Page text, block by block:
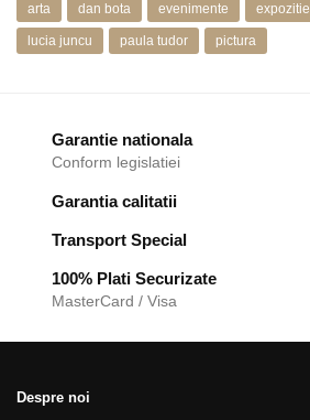
arta dan bota evenimente expozitie
lucia juncu paula tudor pictura
Garantie nationala
Conform legislatiei
Garantia calitatii
Transport Special
100% Plati Securizate
MasterCard / Visa
Despre noi